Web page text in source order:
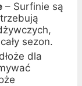
– Surfinie są
sezon.
dla